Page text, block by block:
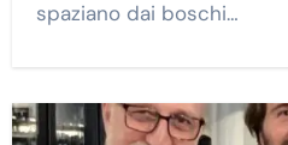
spaziano dai boschi…